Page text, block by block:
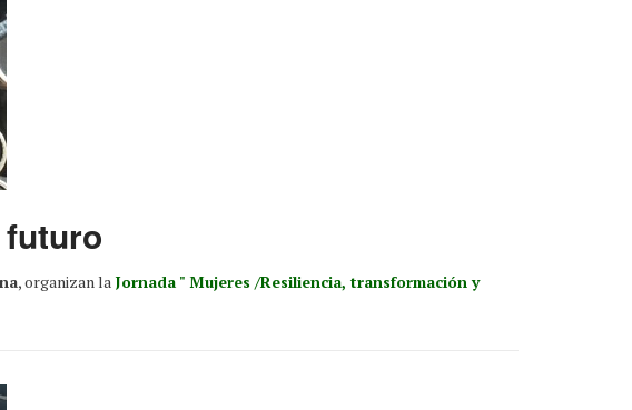
, organizan la Jornada " Mujeres /Resiliencia, transformación y